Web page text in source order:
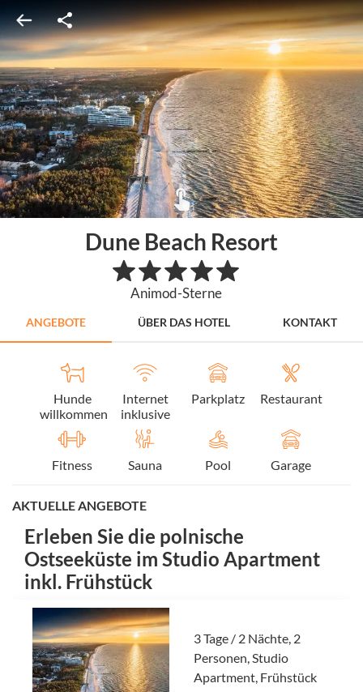
Dune Beach Resort
Animod-Sterne
ANGEBOTE ÜBER DAS HOTEL KONTAKT
Hunde
willkommen
Internet
inklusive
Parkplatz Restaurant
Fitness Sauna Pool Garage
AKTUELLE ANGEBOTE
Erleben Sie die polnische
Ostseeküste im Studio Apartment
inkl. Frühstück
3 Tage / 2 Nächte, 2
Personen, Studio
Apartment, Frühstück